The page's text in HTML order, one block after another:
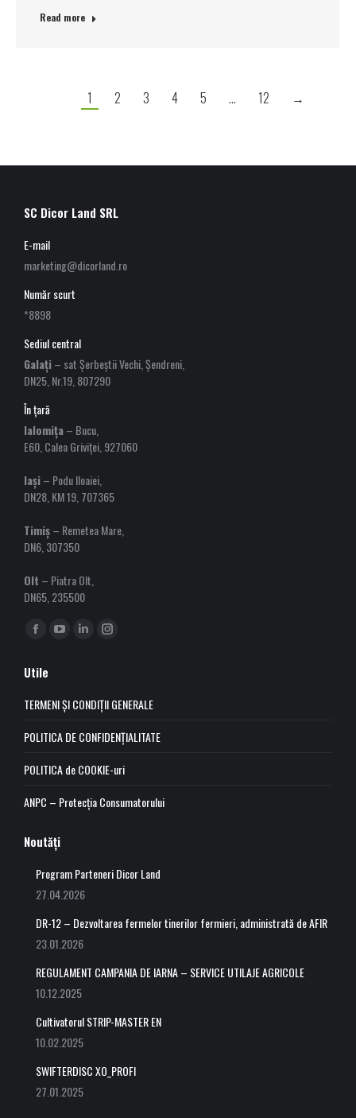
Read more
1 2 3 4 5 … 12 →
SC Dicor Land SRL
E-mail
marketing@dicorland.ro
Număr scurt
*8898
Sediul central
Galați– sat Șerbeștii Vechi, Șendreni,
DN25, Nr.19, 807290
În țară
Ialomița– Bucu,
E60, Calea Griviței, 927060
Iași– Podu Iloaiei,
DN28, KM 19, 707365
Timiș– Remetea Mare,
DN6, 307350
Olt – Piatra Olt,
DN65, 235500
Find us on:
Facebook
opens
in
window
YouTube
in
window
Linkedin
in
window
Instagram
in
window
Utile
TERMENI ȘI CONDIȚII GENERALE
POLITICA DE CONFIDENȚIALITATE
POLITICA de COOKIE-uri
ANPC – Protecția Consumatorului
Noutăți
Program Parteneri Dicor Land
27.04.2026
DR-12 – Dezvoltarea fermelor tinerilor fermieri, administrată de AFIR
23.01.2026
REGULAMENT CAMPANIA DE IARNA – SERVICE UTILAJE AGRICOLE
10.12.2025
Cultivatorul STRIP-MASTER EN
10.02.2025
SWIFTERDISC XO_PROFI
27.01.2025